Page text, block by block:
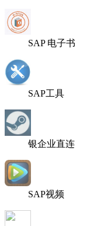
SAP 电子书
SAP工具
银企业直连
SAP视频